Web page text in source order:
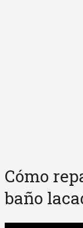
Cómo
baño